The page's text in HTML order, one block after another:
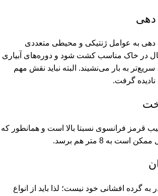
به عوامل ژنتیکی و محیطی متعددی
در خاک مناسب کشت شود و دوره‌های آبیاری
سریع‌تر به بار می‌نشیند. البته نباید نقش مهم
نادیده گرفت.
فرانسوی نسبتا بالا است و همانطور که
است به 8 متر هم برسد.
به گرده افشانی خود نیست؛ لذا باید از انواع